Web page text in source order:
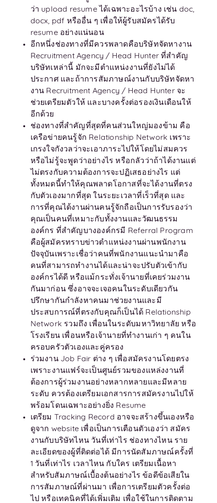
ว่า upload resume ได้เฉพาะอะไรบ้าง เช่น doc,
docx, pdf หรืออื่น ๆ เพื่อให้ผู้รับสมัครได้รับ
resume อย่างแน่นอน
อีกหนึ่งช่องทางที่มีควรพลาดคือบริษัทจัดหางาน
Recruitment Agency / Head Hunter ที่สำคัญ
บริษัทเหล่านี้ มักจะมีตำแหน่งงานที่ยังไม่ได้
ประกาศ และถ้าการสัมภาษณ์งานกับบริษัทจัดหา
งาน Recruitment Agency / Head Hunter จะ
ช่วยเตรียมตัวให้ และบางครั้งต่อรองเงินเดือนให้
อีกด้วย
ช่องทางที่สำคัญที่สุดที่คนส่วนใหญ่มองข้าม คือ
เครือข่ายคนรู้จัก Relationship Network เพราะ
เกรงใจกังวลว่าจะเอาภาระไปให้โดยไม่สมควร
หรือไม่รู้จะพูดว่าอย่างไร หรือกลัวว่าถ้าได้งานแต่
ไม่ตรงกับความต้องการจะปฏิเสธอย่างไร แต่
ทั้งหมดนี้ทำให้คุณพลาดโอกาสที่จะได้งานที่ตรง
กับตัวเองมากที่สุด ในระยะเวลาที่เร็วที่สุด และ
การที่คุณได้งานผ่านคนรู้จักถือเป็นการรับรองว่า
คุณเป็นคนที่เหมาะกับทั้งงานและวัฒนธรรม
องค์กร ที่สำคัญบางองค์กรมี Referral Program
คือผู้สมัครทราบข่าวตำแหน่งงานผ่านพนักงาน
ปัจจุบันเพราะเชื่อว่าคนที่พนักงานแนะนำมาคือ
คนที่สามารถทำงานได้และน่าจะปรับตัวเข้ากับ
องค์กรได้ดี หรือแม้กระทั่งเจ้านายที่เคยร่วมงาน
กันมาก่อน ซึ่งอาจจะเจอคนในระดับเดียวกัน
ปรึกษากันกำลังหาคนมาช่วยงานและมี
ประสบการณ์ที่ตรงกับคุณก็เป็นได้ Relationship
Network รวมถึง เพื่อนในระดับมหาวิทยาลัย หรือ
โรงเรียน เพื่อนหรือเจ้านายที่ทำงานเก่า ๆ คนใน
ครอบครัวตัวเองและคู่ครอง
ร่วมงาน Job Fair ต่าง ๆ เพื่อสมัครงานโดยตรง
เพราะงานแฟร์จะเป็นศูนย์รวมของแหล่งงานที่
ต้องการผู้ร่วมงานอย่างหลากหลายและมีหลาย
ระดับ ควรต้องเตรียมเอกสารการสมัครงานไปให้
พร้อมโดนเฉพาะอย่างยิ่ง Resume
เตรียม Tracking Record อาจจะสร้างขึ้นเองหรือ
ดูจาก website เพื่อเป็นการเตือนตัวเองว่า สมัคร
งานกับบริษัทไหน วันที่เท่าไร ช่องทางไหน ราย
ละเอียดของผู้ที่ติดต่อได้ มีการนัดสัมภาษณ์ครั้งที่
1 วันที่เท่าไร เวลาไหน กับใคร เตรียมเนื้อหา
สำหรับสัมภาษณ์เบื้องต้นอย่างไร ข้อดีข้อเสียใน
การสัมภาษณ์ที่ผ่านมา เพื่อการเตรียมตัวครั้งต่อ
ไป หรือเทคนิคที่ได้เพิ่มเติม เพื่อใช้ในการติดตาม